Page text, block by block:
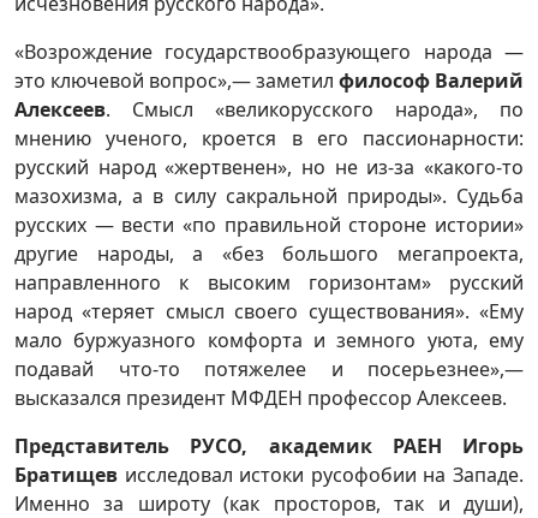
«Возрождение государствообразующего народа —
это ключевой вопрос»,— заметил философ Валерий
Алексеев. Смысл «великорусского народа», по
мнению ученого, кроется в его пассионарности:
русский народ «жертвенен», но не из-за «какого-то
мазохизма, а в силу сакральной природы». Судьба
русских — вести «по правильной стороне истории»
другие народы, а «без большого мегапроекта,
направленного к высоким горизонтам» русский
народ «теряет смысл своего существования». «Ему
мало буржуазного комфорта и земного уюта, ему
подавай что-то потяжелее и посерьезнее»,—
высказался президент МФДЕН профессор Алексеев.
Представитель РУСО, академик РАЕН Игорь
Братищев исследовал истоки русофобии на Западе.
Именно за широту (как просторов, так и души),